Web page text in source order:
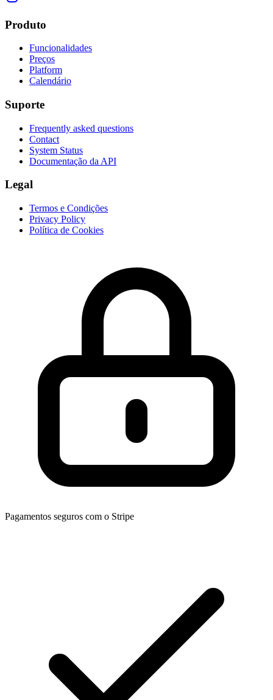
Produto
Funcionalidades
Preços
Platform
Calendário
Suporte
Frequently asked questions
Contact
System Status
Documentação da API
Legal
Termos e Condições
Privacy Policy
Política de Cookies
Pagamentos seguros com o Stripe